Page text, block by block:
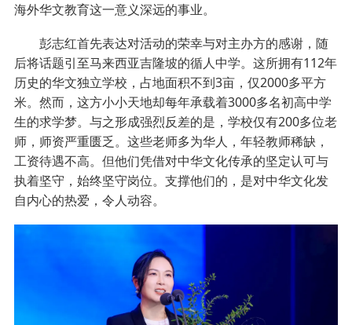
海外华文教育这一意义深远的事业。
彭志红首先表达对活动的荣幸与对主办方的感谢，随
后将话题引至马来西亚吉隆坡的循人中学。这所拥有112年
历史的华文独立学校，占地面积不到3亩，仅2000多平方
米。然而，这方小小天地却每年承载着3000多名初高中学
生的求学梦。与之形成强烈反差的是，学校仅有200多位老
师，师资严重匮乏。这些老师多为华人，年轻教师稀缺，
工资待遇不高。但他们凭借对中华文化传承的坚定认可与
执着坚守，始终坚守岗位。支撑他们的，是对中华文化发
自内心的热爱，令人动容。